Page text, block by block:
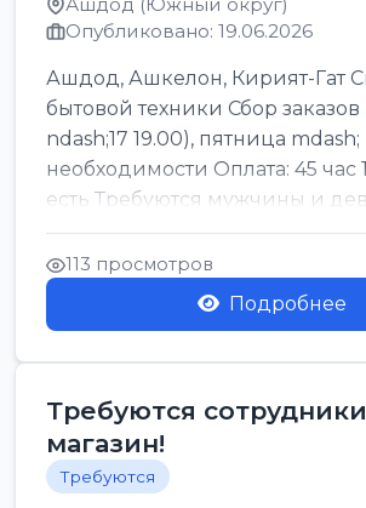
Опубликовано: 19.06.2026
Ашдод, Ашкелон, Кирият-Гат
бытовой техники Сбор
ndash;17 19.00), пятница mdash;
необходимости Оплата: 45 час
есть Требуются мужчины и
Только официальн...
113 просмотров
Подробнее
Требуются
магазин!
Требуются